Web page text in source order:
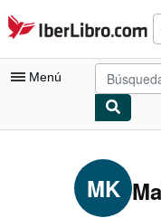
Pasar al contenido
IberLibro.com
Menú
Consultar mis pedidos
Búsqueda avanzada
MK